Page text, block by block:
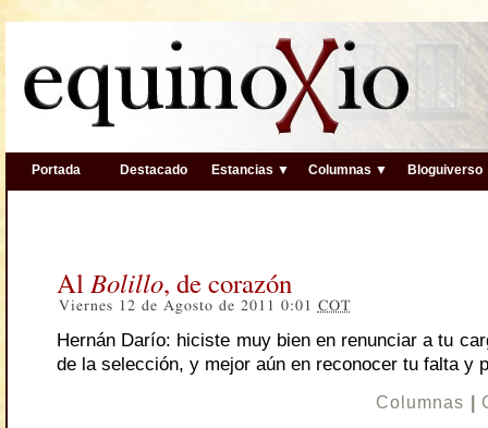
Portada Destacado Estancias ▼ Columnas ▼ Bloguiverso
AlBolillo, de corazón
Viernes 12 de Agosto de 2011 0:01 COT
Hernán Darío: hiciste muy bien en renunciar a tu
de la selección, y mejor aún en reconocer tu falta y
Columnas